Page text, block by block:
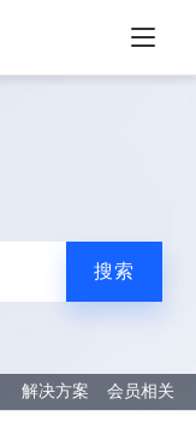
搜索
解决方案 会员相关